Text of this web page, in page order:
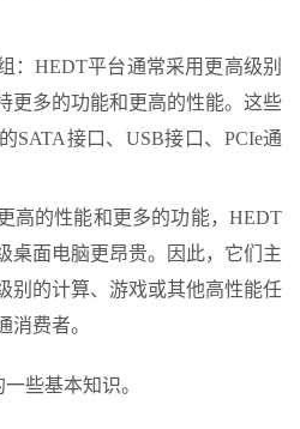
：HEDT平台通常采用更高级别
更多的功能和更高的性能。这些
SATA接口、USB接口、PCIe通
高的性能和更多的功能，HEDT
桌面电脑更昂贵。因此，它们主
别的计算、游戏或其他高性能任
消费者。
些基本知识。